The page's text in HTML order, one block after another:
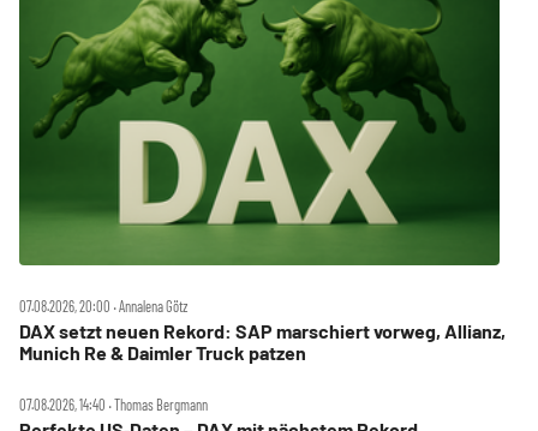
07.08.2026, 20:00 ‧ Annalena Götz
DAX setzt neuen Rekord: SAP marschiert vorweg, Allianz,
Munich Re & Daimler Truck patzen
07.08.2026, 14:40 ‧ Thomas Bergmann